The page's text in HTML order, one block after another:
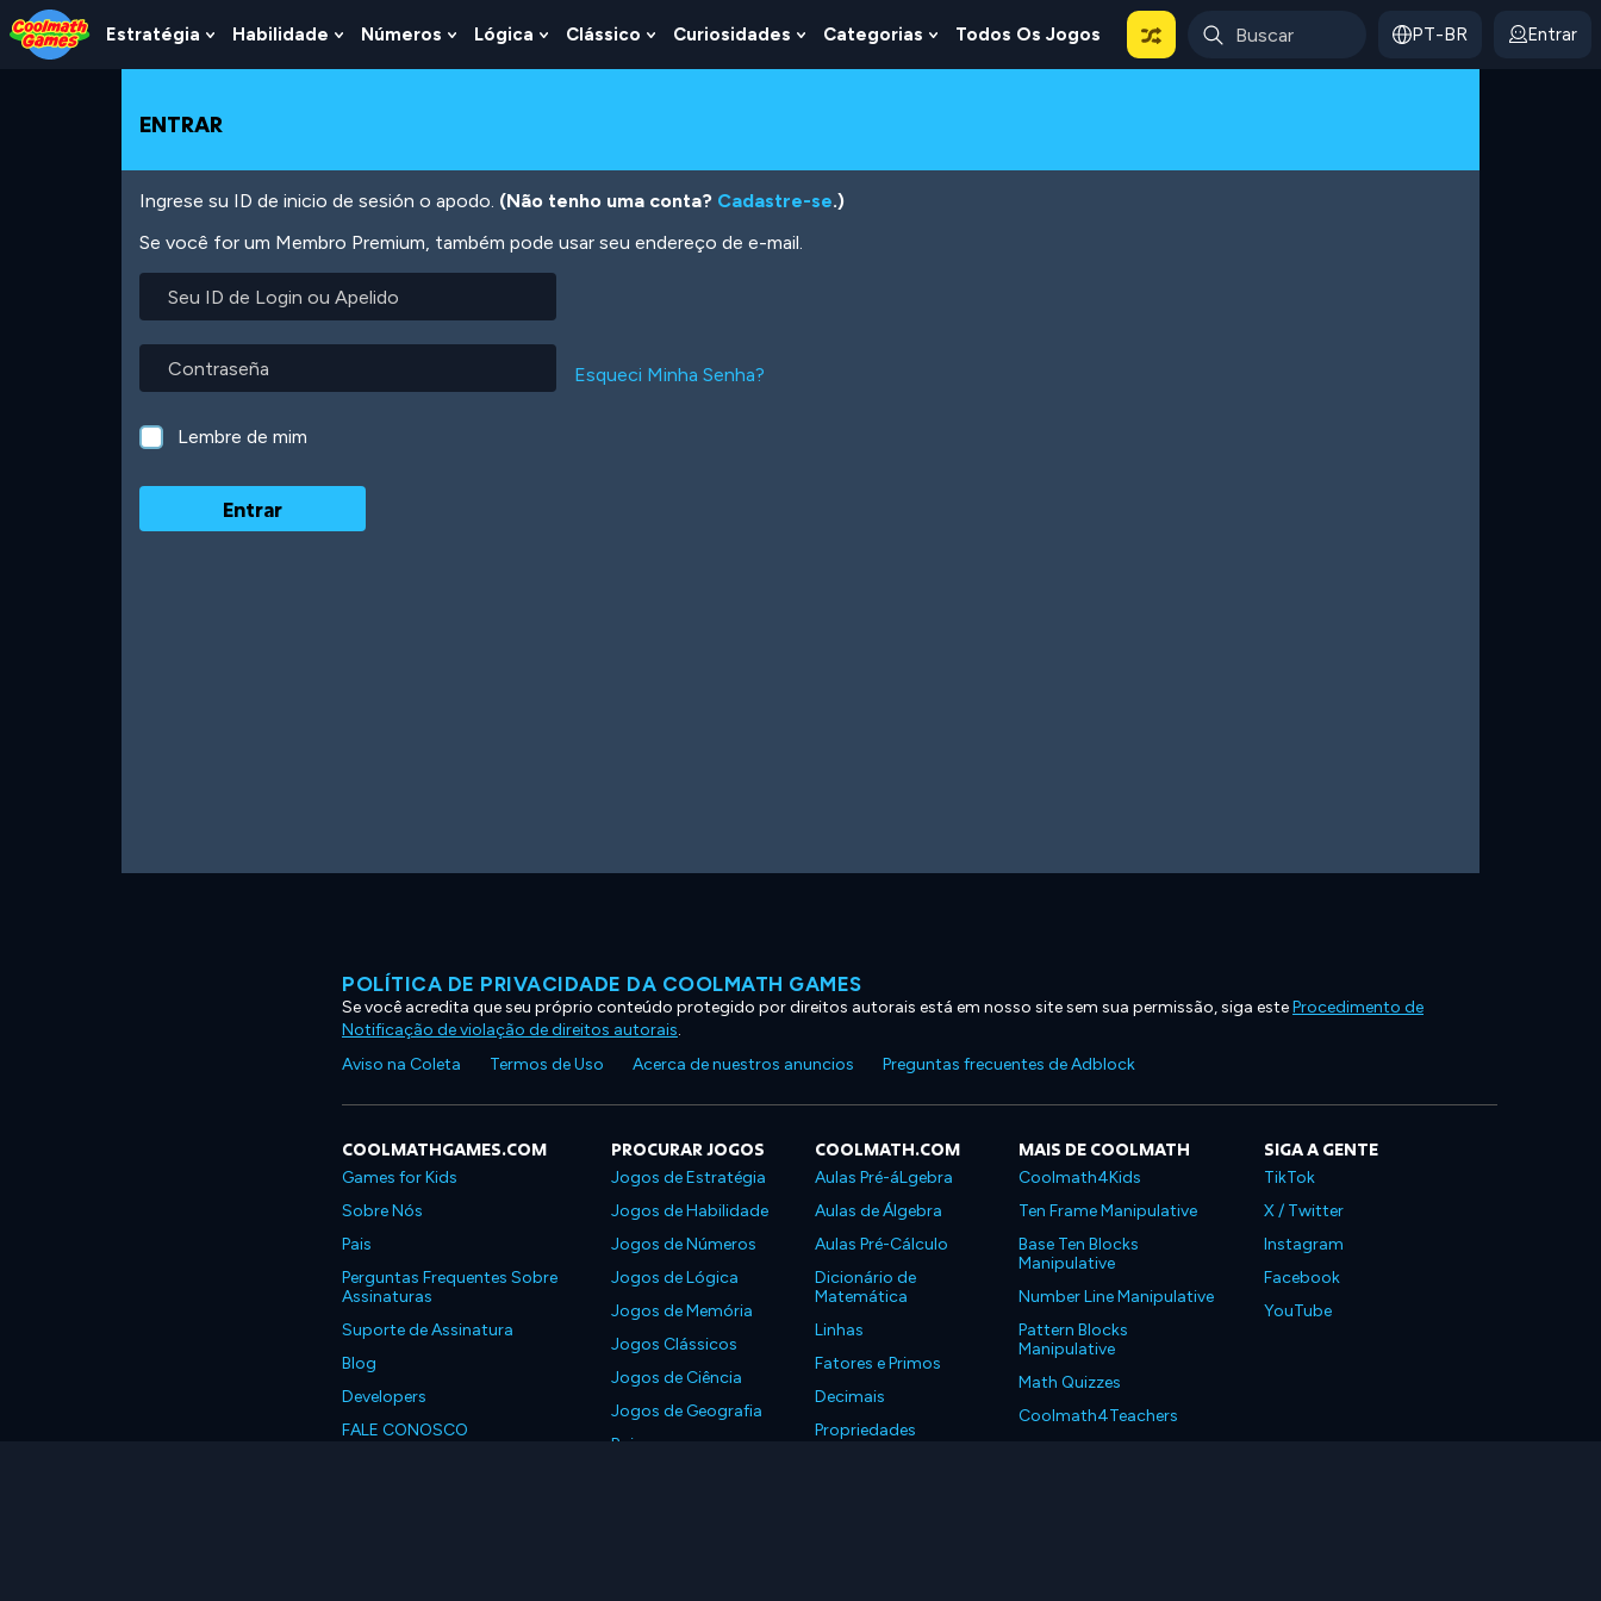
Skip
to
Top
Skip
to
Navigation
Skip
to
Main
Skip
to
Footer
para
Estratégia Show
Submenu
Estratégia
Habilidade Show
Submenu
Números Show
Submenu
Lógica Show
Submenu
Clássico Show
Submenu
Curiosidades Show
Submenu
Categorias Show
Submenu
Todos Os Jogos PT-BR Entrar
ENTRAR
Ingrese su ID de inicio de sesión o apodo. (Não tenho uma conta? Cadastre-se.)
Se você for um Membro Premium, também pode usar seu endereço de e-mail.
Login
Apelido
Esqueci Minha Senha?
Lembre de mim
POLÍTICA DE PRIVACIDADE DA COOLMATH GAMES
Se você acredita que seu próprio conteúdo protegido por direitos autorais está em nosso site sem sua permissão, siga esteProcedimento de
Notificação de violação de direitos autorais.
Aviso na Coleta
Termos de Uso Acerca de nuestros anuncios Preguntas frecuentes de Adblock
COOLMATHGAMES.COM
Games for Kids
Sobre Nós
Pais
Perguntas Frequentes Sobre
Assinaturas
Suporte de Assinatura
Blog
Developers
FALE CONOSCO
PROCURAR JOGOS
Jogos de Estratégia
Jogos de Habilidade
Jogos de Números
Jogos de Lógica
Jogos de Memória
Jogos Clássicos
Jogos de Ciência
Jogos de Geografia
Baixe nossos
COOLMATH.COM
Aulas Pré-áLgebra
Aulas de Álgebra
Aulas Pré-Cálculo
Dicionário de
Matemática
Linhas
Fatores e Primos
Decimais
Propriedades
MAIS DE COOLMATH
Coolmath4Kids
Ten Frame Manipulative
Base Ten Blocks
Manipulative
Number Line Manipulative
Pattern Blocks
Manipulative
Math Quizzes
Coolmath4Teachers
SIGA A GENTE
TikTok
X / Twitter
Instagram
Facebook
YouTube